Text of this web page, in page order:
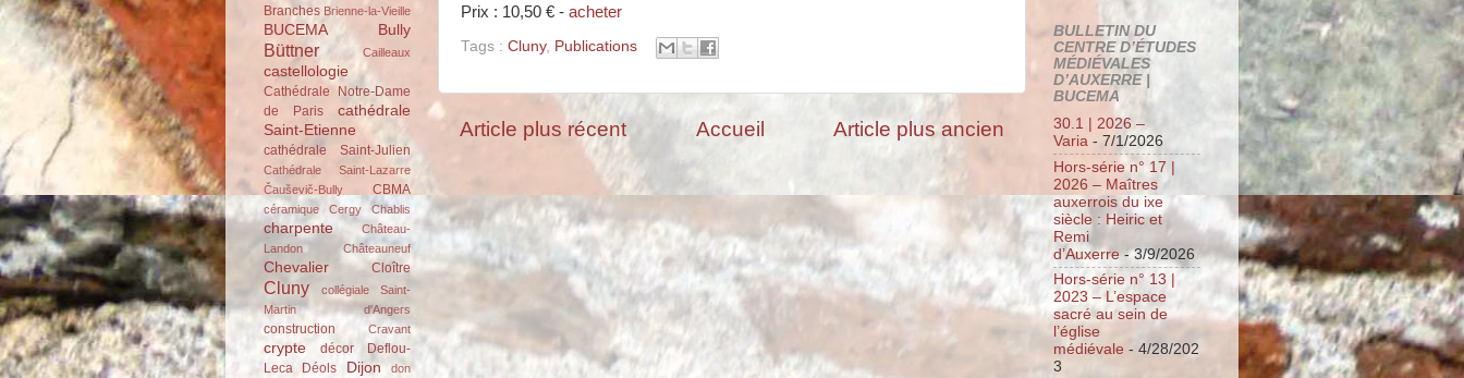
Prix : 10,50 € - acheter
Tags : Cluny, Publications
Article plus récent Article plus ancien
Accueil
Branches Brienne-la-Vieille
BUCEMA Bully
Büttner Cailleaux
castellologie
Cathédrale Notre-Dame
de Paris
cathédrale
Saint-Etienne
cathédrale Saint-Julien
Cathédrale Saint-Lazarre
Čauševič-Bully
CBMA
céramique Cergy Chablis
charpente
Château-
Landon
Châteauneuf
Chevalier Cloître
Cluny
collégiale Saint-
Martin d'Angers
construction Cravant
crypte décor
Deflou-
Leca
Déols Dijon
don
BULLETIN DU
CENTRE D’ÉTUDES
MÉDIÉVALES
D’AUXERRE |
BUCEMA
30.1 | 2026 –
Varia - 7/1/2026
Hors-série n° 17 |
2026 – Maîtres
auxerrois du ixe
siècle : Heiric et
Remi
d’Auxerre- 3/9/2026
Hors-série n° 13 |
2023 – L’espace
sacré au sein de
l’église
médiévale - 4/28/202
3